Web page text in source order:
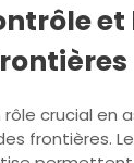
et
crucial en
frontières.